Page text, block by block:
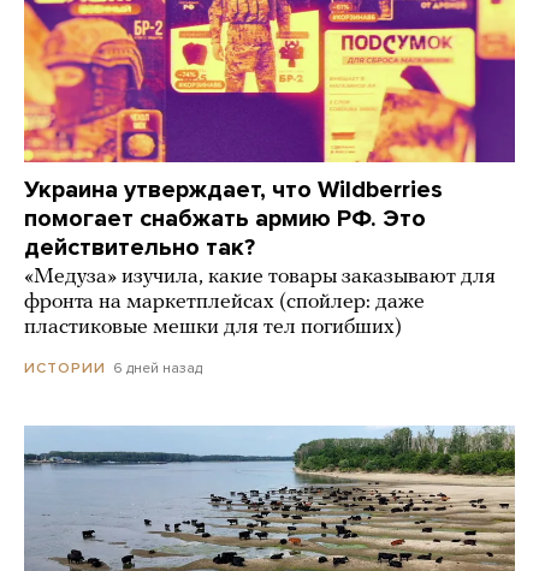
Украина утверждает, что Wildberries
помогает снабжать армию РФ. Это
действительно так?
«Медуза» изучила, какие товары заказывают для
фронта на маркетплейсах (спойлер: даже
пластиковые мешки для тел погибших)
ИСТОРИИ 6 дней назад